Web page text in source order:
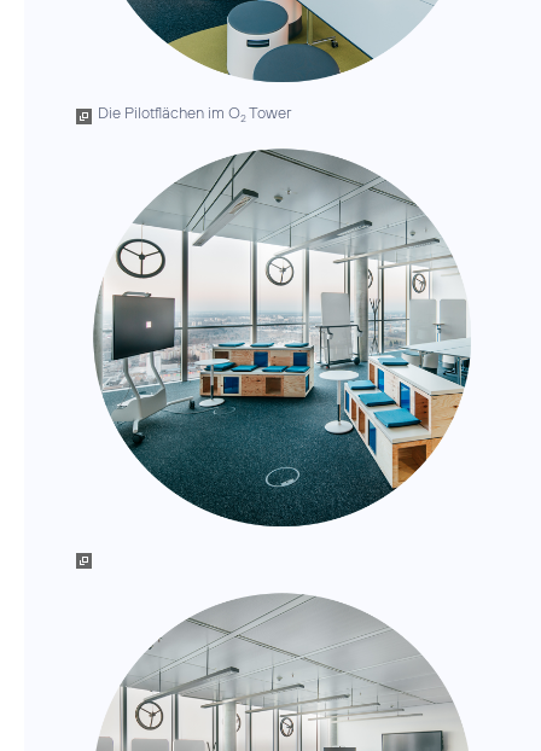
Die Pilotflächen im O2Tower